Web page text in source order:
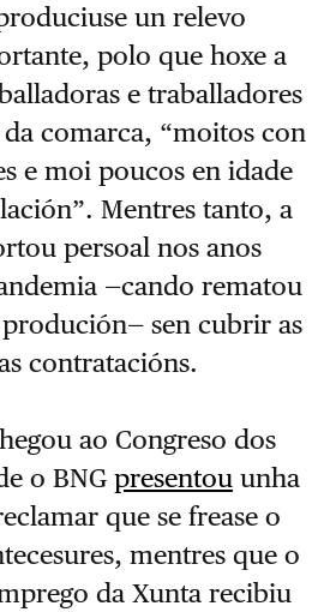
un relevo
polo que hoxe a
e traballadores
comarca, “moitos con
e moi poucos en idade
Mentres tanto, a
persoal nos anos
—cando rematou
sen cubrir as
contratacións.
ao Congreso dos
o BNG presentou unha
que se frease o
mentres que o
da Xunta recibiu